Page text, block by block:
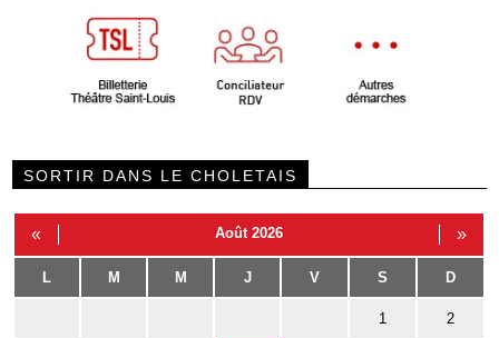
SORTIR DANS LE CHOLETAIS
« Août 2026 »
L M M J V S D
1 2